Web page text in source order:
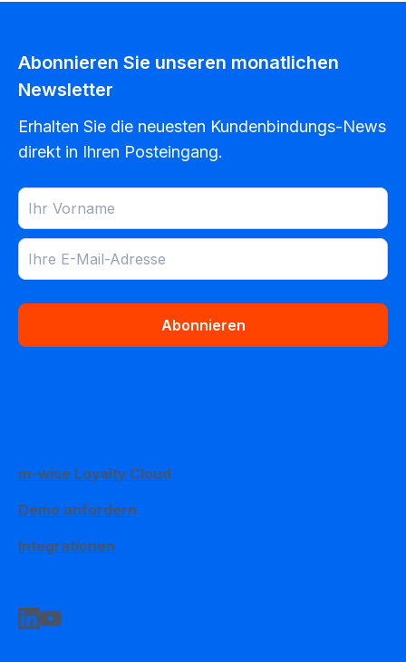
Abonnieren Sie unseren monatlichen
Newsletter
Erhalten Sie die neuesten Kundenbindungs-News
direkt in Ihren Posteingang.
Abonnieren
m–wise Loyalty Cloud
Demo anfordern
Integrationen